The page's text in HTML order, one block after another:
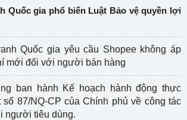
Quốc gia phổ biến Luật Bảo vệ quyền lợi
Quốc gia yêu cầu Shopee không áp
mới đối với người bán hàng
ban hành Kế hoạch hành động thực
số 87/NQ-CP của Chính phủ về công tác
người tiêu dùng.